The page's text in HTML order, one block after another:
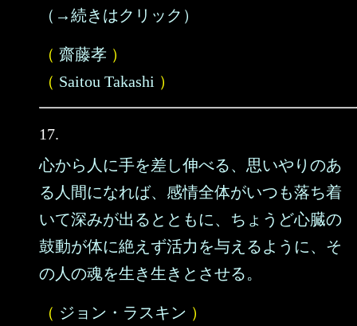
（→続きはクリック）
（ 齋藤孝 ）
（ Saitou Takashi ）
17.
心から人に手を差し伸べる、思いやりのあ
る人間になれば、感情全体がいつも落ち着
いて深みが出るとともに、ちょうど心臓の
鼓動が体に絶えず活力を与えるように、そ
の人の魂を生き生きとさせる。
（ ジョン・ラスキン ）